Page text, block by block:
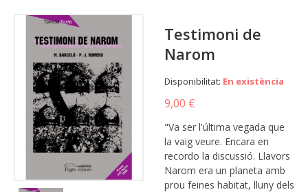
Testimoni de
Narom
Disponibilitat: En existència
9,00 €
"Va ser l'última vegada que
la vaig veure. Encara en
recordo la discussió. Llavors
Narom era un planeta amb
prou feines habitat, lluny dels